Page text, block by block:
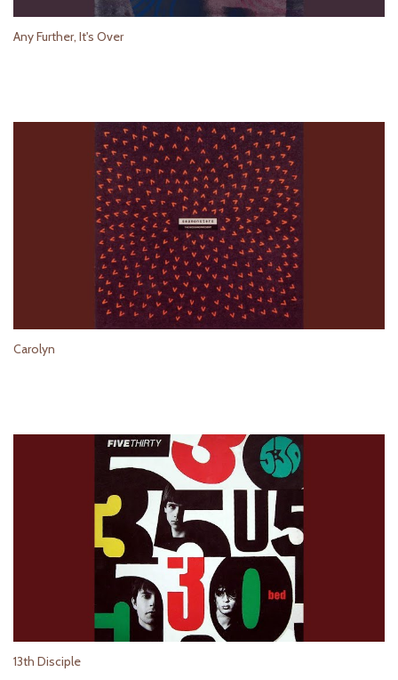
Any Further, It's Over
Carolyn
13th Disciple